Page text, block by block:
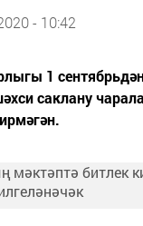
- 10:42
1
саклану